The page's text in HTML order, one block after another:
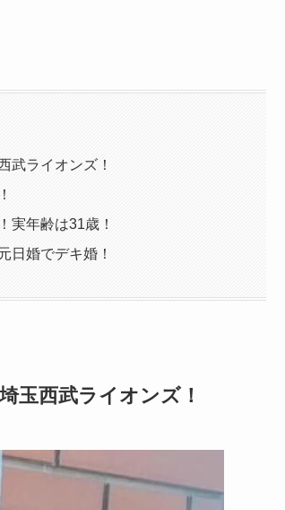
武ライオンズ！
実年齢は31歳！
日婚でデキ婚！
玉西武ライオンズ！